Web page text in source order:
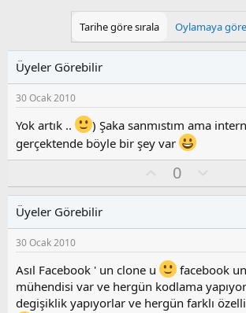
e
r
:
Tarihe göre sırala Oylamaya
Üyeler Görebilir
30 Ocak 2010
Yok artık ..
) Şaka sanmıstım ama
gerçektende böyle bir şey var
y
0
l
s
u
z
o
y
Üyeler Görebilir
30 Ocak 2010
Asıl Facebook ' un clone u
facebook
mühendisi var ve hergün kodlama
degişiklik yapıyorlar ve hergün farklı